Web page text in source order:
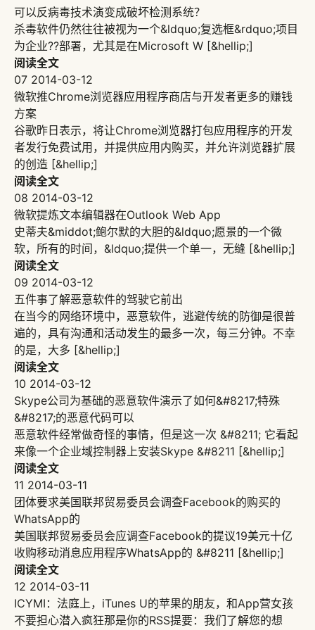
可以反病毒技术演变成破坏检测系统？
杀毒软件仍然往往被视为一个&ldquo;复选框&rdquo;项目
为企业??部署，尤其是在Microsoft W [&hellip;]
阅读全文
07 2014-03-12
微软推Chrome浏览器应用程序商店与开发者更多的赚钱
方案
谷歌昨日表示，将让Chrome浏览器打包应用程序的开发
者发行免费试用，并提供应用内购买，并允许浏览器扩展
的创造 [&hellip;]
阅读全文
08 2014-03-12
微软提炼文本编辑器在Outlook Web App
史蒂夫&middot;鲍尔默的大胆的&ldquo;愿景的一个微
软，所有的时间，&ldquo;提供一个单一，无缝 [&hellip;]
阅读全文
09 2014-03-12
五件事了解恶意软件的驾驶它前出
在当今的网络环境中，恶意软件，逃避传统的防御是很普
遍的，具有沟通和活动发生的最多一次，每三分钟。不幸
的是，大多 [&hellip;]
阅读全文
10 2014-03-12
Skype公司为基础的恶意软件演示了如何&#8217;特殊
&#8217;的恶意代码可以
恶意软件经常做奇怪的事情，但是这一次 &#8211; 它看起
来像一个企业域控制器上安装Skype &#8211 [&hellip;]
阅读全文
11 2014-03-11
团体要求美国联邦贸易委员会调查Facebook的购买的
WhatsApp的
美国联邦贸易委员会应调查Facebook的提议19美元十亿
收购移动消息应用程序WhatsApp的 &#8211 [&hellip;]
阅读全文
12 2014-03-11
ICYMI：法庭上，iTunes U的苹果的朋友，和App营女孩
不要担心潜入疯狂那是你的RSS提要：我们了解您的想